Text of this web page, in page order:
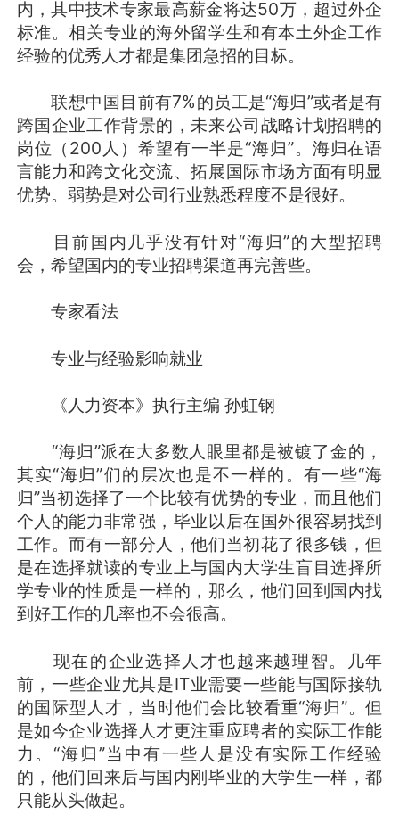
内，其中技术专家最高薪金将达50万，超过外企
标准。相关专业的海外留学生和有本土外企工作
经验的优秀人才都是集团急招的目标。
联想中国目前有7%的员工是“海归”或者是有
跨国企业工作背景的，未来公司战略计划招聘的
岗位（200人）希望有一半是“海归”。海归在语
言能力和跨文化交流、拓展国际市场方面有明显
优势。弱势是对公司行业熟悉程度不是很好。
目前国内几乎没有针对“海归”的大型招聘
会，希望国内的专业招聘渠道再完善些。
专家看法
专业与经验影响就业
《人力资本》执行主编 孙虹钢
“海归”派在大多数人眼里都是被镀了金的，
其实“海归”们的层次也是不一样的。有一些“海
归”当初选择了一个比较有优势的专业，而且他们
个人的能力非常强，毕业以后在国外很容易找到
工作。而有一部分人，他们当初花了很多钱，但
是在选择就读的专业上与国内大学生盲目选择所
学专业的性质是一样的，那么，他们回到国内找
到好工作的几率也不会很高。
现在的企业选择人才也越来越理智。几年
前，一些企业尤其是IT业需要一些能与国际接轨
的国际型人才，当时他们会比较看重“海归”。但
是如今企业选择人才更注重应聘者的实际工作能
力。“海归”当中有一些人是没有实际工作经验
的，他们回来后与国内刚毕业的大学生一样，都
只能从头做起。